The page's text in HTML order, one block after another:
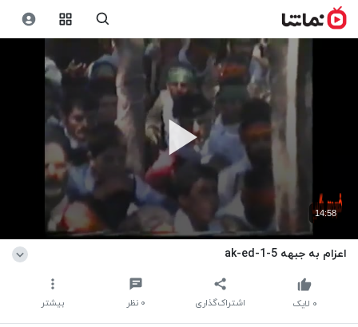
14:58
اعزام به جبهه ak-ed-1-5
اشتراک‌گذاری ۰ نظر بیشتر ۰ لایک